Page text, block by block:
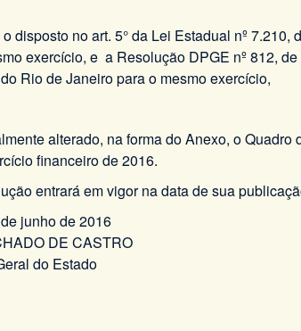
disposto no art. 5° da Lei Estadual nº
exercício, e a Resolução DPGE nº 812,
Rio de Janeiro para o mesmo exercício,
alterado, na forma do Anexo, o
financeiro de 2016.
entrará em vigor na data de sua
junho de 2016
DE CASTRO
do Estado